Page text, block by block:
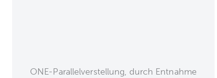
ONE-Parallelverstellung, durch Entnahme